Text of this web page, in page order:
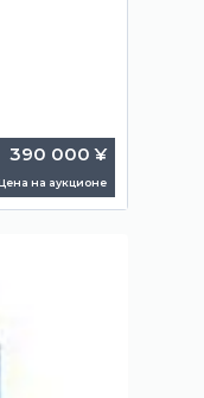
390 000 ¥
на аукционе